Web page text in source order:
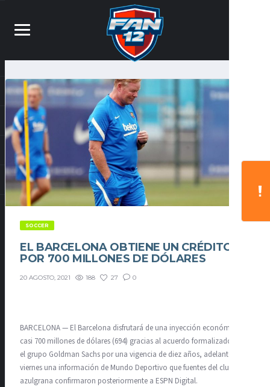
SOCCER
EL BARCELONA OBTIENE UN CRÉDITO
POR 700 MILLONES DE DÓLARES
20 AGOSTO, 2021 188 27 0
BARCELONA — El Barcelona disfrutará de una inyección económica de
casi 700 millones de dólares (694) gracias al acuerdo formalizado con
el grupo Goldman Sachs por una vigencia de diez años, adelantó este
viernes una información de Mundo Deportivo que fuentes del club
azulgrana confirmaron posteriormente a ESPN Digital.